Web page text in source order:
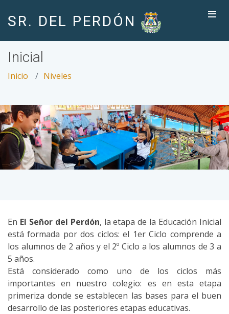
SR. DEL PERDÓN
Inicial
Inicio Niveles
En El Señor del Perdón, la etapa de la Educación Inicial
está formada por dos ciclos: el 1er Ciclo comprende a
los alumnos de 2 años y el 2º Ciclo a los alumnos de 3 a
5 años.
Está considerado como uno de los ciclos más
importantes en nuestro colegio: es en esta etapa
primeriza donde se establecen las bases para el buen
desarrollo de las posteriores etapas educativas.